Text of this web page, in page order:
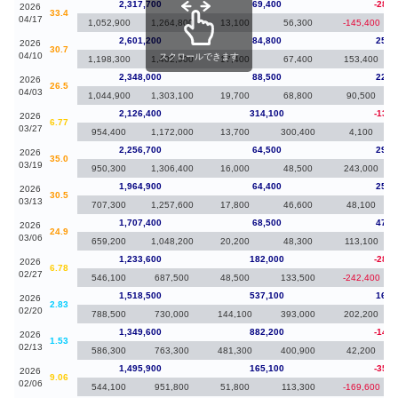
2026
04/17
33.4
2,317,700 69,400
-
1,052,900
1,264,800 13,100 56,300 -145,400
2026
04/10
30.7
2,601,200 84,800
1,198,300
1,402,900 17,400 67,400 153,400
2026
04/03
26.5
2,348,000 88,500
1,044,900
1,303,100 19,700 68,800 90,500
2026
03/27
6.77
2,126,400 314,100
-
954,400
1,172,000 13,700 300,400 4,100
2026
03/19
35.0
2,256,700 64,500
950,300
1,306,400 16,000 48,500 243,000
2026
03/13
30.5
1,964,900 64,400
707,300
1,257,600 17,800 46,600 48,100
2026
03/06
24.9
1,707,400 68,500
659,200
1,048,200 20,200 48,300 113,100
2026
02/27
6.78
1,233,600 182,000
-
546,100
687,500 48,500 133,500 -242,400
2026
02/20
2.83
1,518,500 537,100
788,500
730,000 144,100 393,000 202,200
2026
02/13
1.53
1,349,600 882,200
-
586,300
763,300 481,300 400,900 42,200
2026
02/06
9.06
1,495,900 165,100
-
544,100
951,800 51,800 113,300 -169,600
スクロールできます